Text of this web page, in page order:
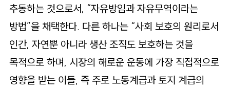
추동하는 것으로서, “자유방임과 자유무역이라는
방법”을 채택한다. 다른 하나는 “사회 보호의 원리로서
인간, 자연뿐 아니라 생산 조직도 보호하는 것을
목적으로 하며, 시장의 해로운 운동에 가장 직접적으로
영향을 받는 이들, 즉 주로 노동계급과 토지 계급의